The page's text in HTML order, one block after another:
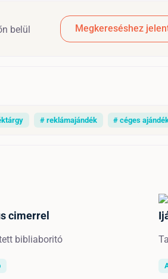
belül
Megkereséshez
# reklámajándék # céges
cimerrel
bibliaboritó